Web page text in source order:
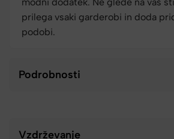
prilega vsaki garderobi in doda
podobi.
Podrobnosti
Vzdrževanje